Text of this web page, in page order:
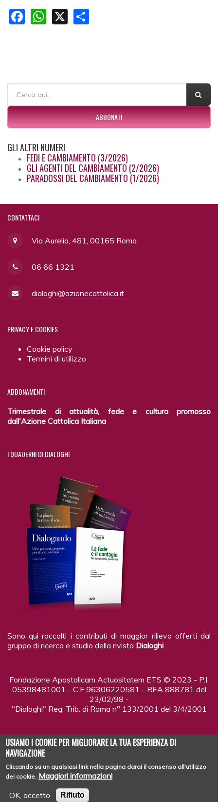
Facebook
WhatsApp
X
FORM DI RICERCA
ABBONATI
GLIALTRI NUMERI
FEDI E CAMBIAMENTO (3/2026)
GLI AGENTI DEL CAMBIAMENTO (2/2026)
PARADOSSI DEL CAMBIAMENTO (1/2026)
CONTATTACI
Via Aurelia, 481, 00165 Roma
06 66 1321
dialoghi@azionecattolica.it
PRIVACYE COOKIES
Cookie policy
Termini di utilizzo
ABBONAMENTI
Trimestrale di attualità, fede e cultura promosso
dall'Azione Cattolica Italiana
IQUADERNI DI DIALOGHI
Sono qui raccolti i contributi di maggior rilievo offerti dal
gruppo di ricerca e studio della rivista Dialoghi
Fondazione Apostolicam Actuositatem ETS © 2023 - P.I.
05398481001 - C.F 96306220581 - REA 888781 del
23/02/98 -
"Dialoghi" Reg. Trib. di Roma n° 133/2001 del 3/4/2001
Copyright © 2026DIALOGHI - LA RIVISTA
USIAMO I COOKIE PER MIGLIORARE LA TUA ESPERIENZA DI
NAVIGAZIONE
Cliccando su un qualsiasi link nella pagina darai il consenso all'utilizzo
dei cookie. Maggiori informazioni
OK, accetto
Rifiuto